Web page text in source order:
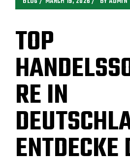
TOP
RE IN
ENTDECKE